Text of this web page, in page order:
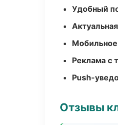
Удобный
Реклама с
Push-
Отзывы